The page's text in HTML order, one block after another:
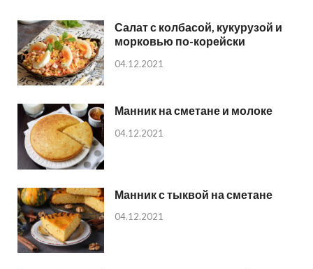
Салат с колбасой, кукурузой и
морковью по-корейски
04.12.2021
Манник на сметане и молоке
04.12.2021
Манник с тыквой на сметане
04.12.2021